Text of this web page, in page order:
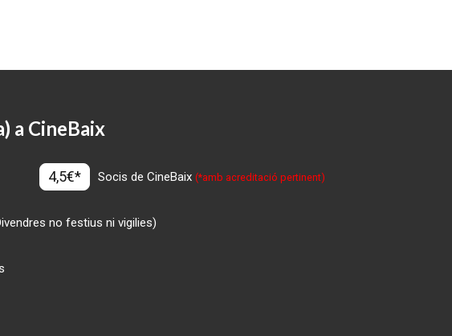
a CineBaix
4,5€* Socis de CineBaix(*amb acreditació pertinent)
no festius ni vigilies)